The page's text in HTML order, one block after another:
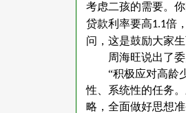
考虑二孩的需要。
贷款利率要高1.1倍
问，这是鼓励大家
周海旺说出了
“积极应对高龄
性、系统性的任务
略，全面做好思想